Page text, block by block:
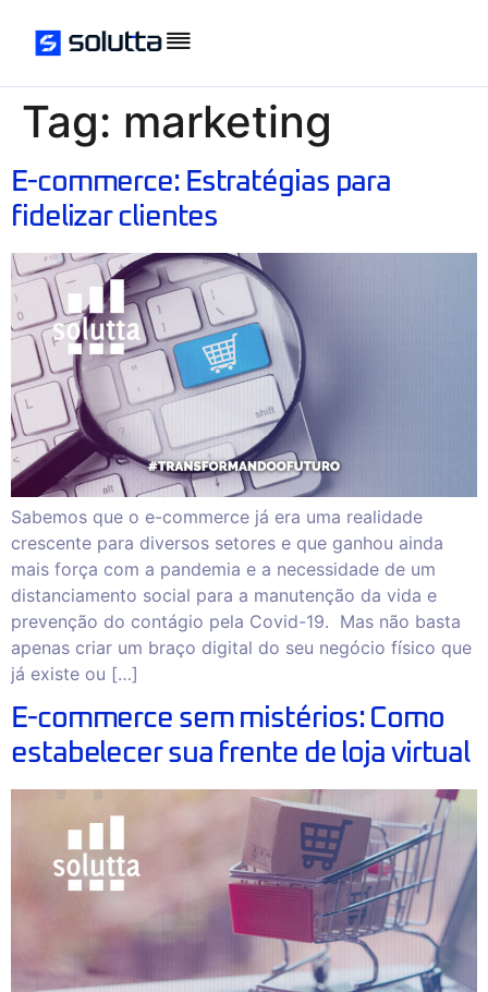
Tag: marketing
E-commerce: Estratégias para
fidelizar clientes
Sabemos que o e-commerce já era uma realidade
crescente para diversos setores e que ganhou ainda
mais força com a pandemia e a necessidade de um
distanciamento social para a manutenção da vida e
prevenção do contágio pela Covid-19. Mas não basta
apenas criar um braço digital do seu negócio físico que
já existe ou […]
E-commerce sem mistérios: Como
estabelecer sua frente de loja virtual